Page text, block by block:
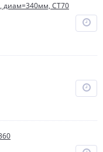
диам=340мм, СТ70